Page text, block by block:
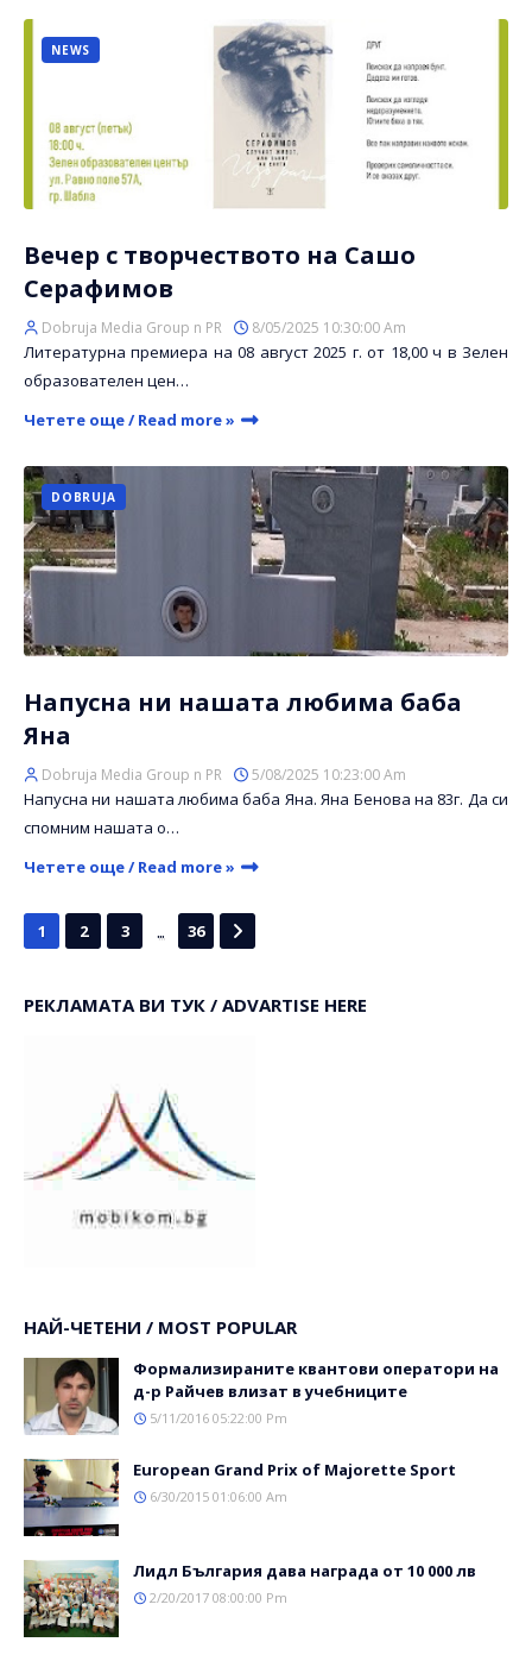
NEWS
Вечер с творчеството на Сашо
Серафимов
Dobruja Media Group n PR 8/05/2025 10:30:00 Am
Литературна премиера на 08 август 2025 г. от 18,00 ч в Зелен
образователен цен…
Четете още / Read more »
DOBRUJA
Напусна ни нашата любима баба
Яна
Dobruja Media Group n PR 5/08/2025 10:23:00 Am
Напусна ни нашата любима баба Яна. Яна Бенова на 83г. Да си
спомним нашата о…
Четете още / Read more »
1 2 3 ... 36
РЕКЛАМАТА ВИ ТУК / ADVARTISE HERE
НАЙ-ЧЕТЕНИ / MOST POPULAR
Формализираните квантови оператори на
д-р Райчев влизат в учебниците
5/11/2016 05:22:00 Pm
Еuropean Grand Prix of Majorette Sport
6/30/2015 01:06:00 Am
Лидл България дава награда от 10 000 лв
2/20/2017 08:00:00 Pm